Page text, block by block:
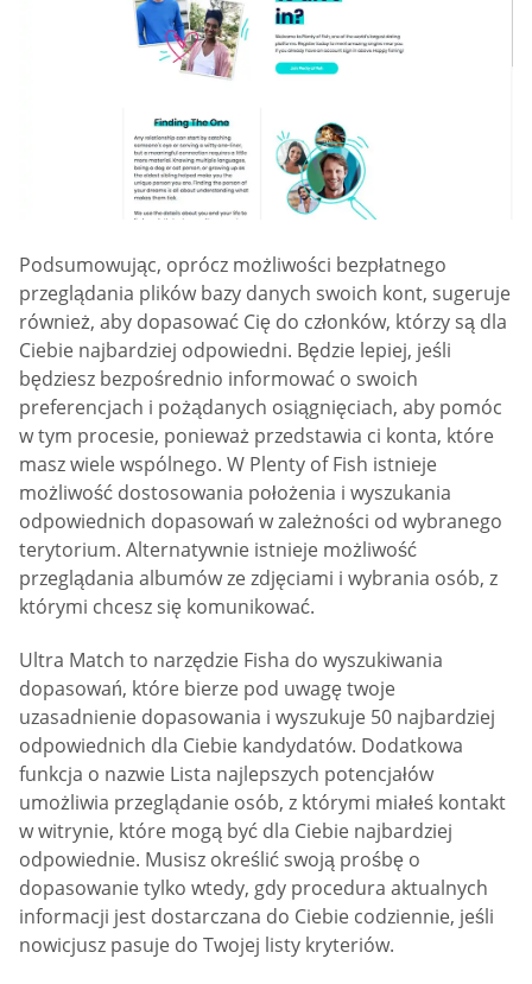
Podsumowując, oprócz możliwości bezpłatnego
przeglądania plików bazy danych swoich kont, sugeruje
również, aby dopasować Cię do członków, którzy są dla
Ciebie najbardziej odpowiedni. Będzie lepiej, jeśli
będziesz bezpośrednio informować o swoich
preferencjach i pożądanych osiągnięciach, aby pomóc
w tym procesie, ponieważ przedstawia ci konta, które
masz wiele wspólnego. W Plenty of Fish istnieje
możliwość dostosowania położenia i wyszukania
odpowiednich dopasowań w zależności od wybranego
terytorium. Alternatywnie istnieje możliwość
przeglądania albumów ze zdjęciami i wybrania osób, z
którymi chcesz się komunikować.
Ultra Match to narzędzie Fisha do wyszukiwania
dopasowań, które bierze pod uwagę twoje
uzasadnienie dopasowania i wyszukuje 50 najbardziej
odpowiednich dla Ciebie kandydatów. Dodatkowa
funkcja o nazwie Lista najlepszych potencjałów
umożliwia przeglądanie osób, z którymi miałeś kontakt
w witrynie, które mogą być dla Ciebie najbardziej
odpowiednie. Musisz określić swoją prośbę o
dopasowanie tylko wtedy, gdy procedura aktualnych
informacji jest dostarczana do Ciebie codziennie, jeśli
nowicjusz pasuje do Twojej listy kryteriów.